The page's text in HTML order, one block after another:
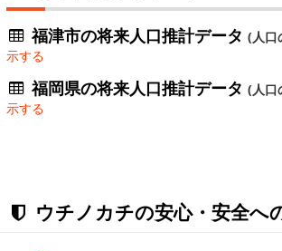
福津市の将来人口推計データ(人口
示する
福岡県の将来人口推計データ(人口
示する
ウチノカチの安心・安全へ